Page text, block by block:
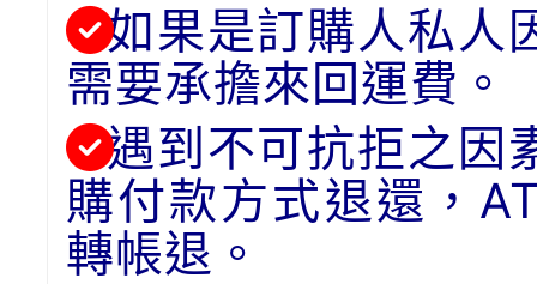
如果是訂購人私人
需要承擔來回運費。
遇到不可抗拒之因
購付款方式退還，
轉帳退。